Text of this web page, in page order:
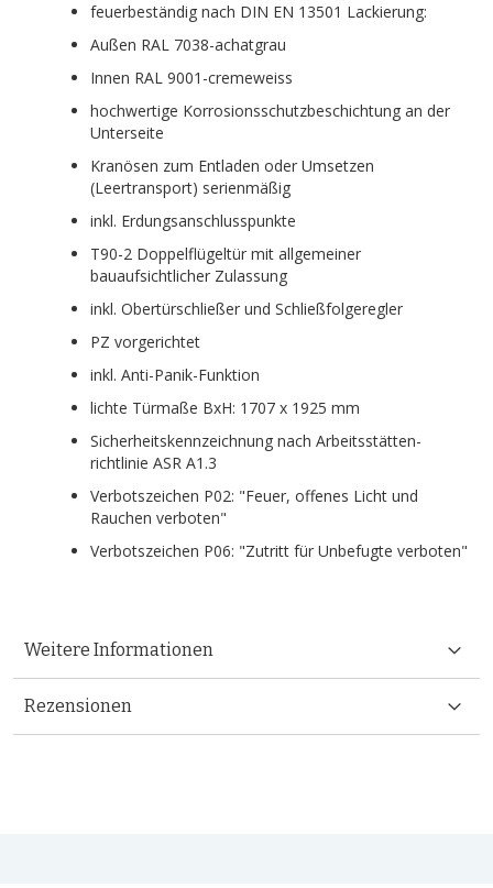
feuerbeständig nach DIN EN 13501 Lackierung:
Außen RAL 7038-achatgrau
Innen RAL 9001-cremeweiss
hochwertige Korrosionsschutzbeschichtung an der
Unterseite
Kranösen zum Entladen oder Umsetzen
(Leertransport) serienmäßig
inkl. Erdungsanschlusspunkte
T90-2 Doppelflügeltür mit allgemeiner
bauaufsichtlicher Zulassung
inkl. Obertürschließer und Schließfolgeregler
PZ vorgerichtet
inkl. Anti-Panik-Funktion
lichte Türmaße BxH: 1707 x 1925 mm
Sicherheitskennzeichnung nach Arbeitsstätten-
richtlinie ASR A1.3
Verbotszeichen P02: "Feuer, offenes Licht und
Rauchen verboten"
Verbotszeichen P06: "Zutritt für Unbefugte verboten"
Weitere Informationen
Rezensionen